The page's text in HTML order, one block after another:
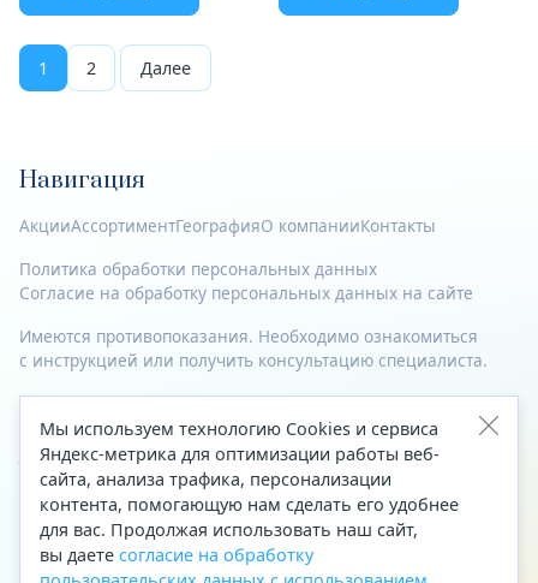
1 2 Далее
Навигация
АкцииАссортиментГеографияО компанииКонтакты
Политика обработки персональных данных
Согласие на обработку персональных данных на сайте
Имеются противопоказания. Необходимо ознакомиться
с инструкцией или получить консультацию специалиста.
© 2023—2026 Все права защищены.
Адрес
Архангельск, ул. Папанина, д. 19 (вход в здание со стороны
автоцентра «Тойота»)
Приемная Генерального директора
Мы используем технологию Cookies и сервиса
Яндекс-метрика для оптимизации работы веб-
сайта, анализа трафика, персонализации
контента, помогающую нам сделать его удобнее
для вас. Продолжая использовать наш сайт,
вы даете согласие на обработку